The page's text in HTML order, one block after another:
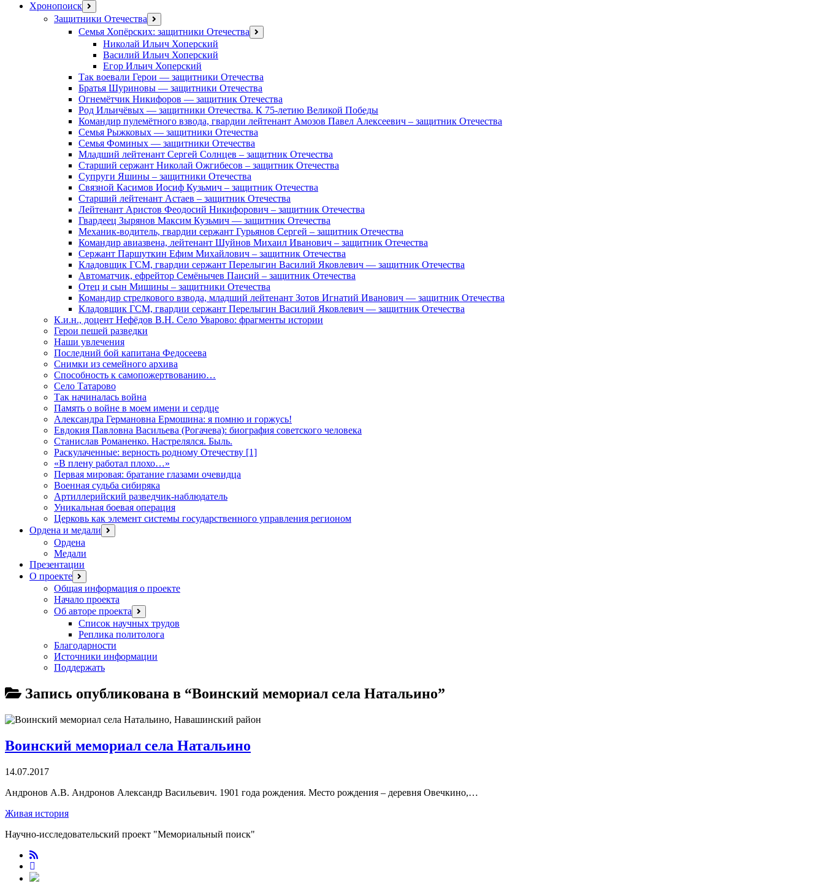
Хронопоиск открыть
меню
Защитники Отечества открыть
меню
Семья Хопёрских: защитники Отечества открыть
меню
Николай Ильич Хоперский
Василий Ильич Хоперский
Егор Ильич Хоперский
Так воевали Герои — защитники Отечества
Братья Шуриновы — защитники Отечества
Огнемётчик Никифоров — защитник Отечества
Род Ильичёвых — защитники Отечества. К 75-летию Великой Победы
Командир пулемётного взвода, гвардии лейтенант Амозов Павел Алексеевич – защитник Отечества
Семья Рыжковых — защитники Отечества
Семья Фоминых — защитники Отечества
Младший лейтенант Сергей Солнцев – защитник Отечества
Старший сержант Николай Ожгибесов – защитник Отечества
Супруги Яшины – защитники Отечества
Связной Касимов Иосиф Кузьмич – защитник Отечества
Старший лейтенант Астаев – защитник Отечества
Лейтенант Аристов Феодосий Никифорович – защитник Отечества
Гвардеец Зырянов Максим Кузьмич — защитник Отечества
Механик-водитель, гвардии сержант Гурьянов Сергей – защитник Отечества
Командир авиазвена, лейтенант Шуйнов Михаил Иванович – защитник Отечества
Сержант Паршуткин Ефим Михайлович – защитник Отечества
Кладовщик ГСМ, гвардии сержант Перелыгин Василий Яковлевич — защитник Отечества
Автоматчик, ефрейтор Семёнычев Паисий – защитник Отечества
Отец и сын Мишины – защитники Отечества
Командир стрелкового взвода, младший лейтенант Зотов Игнатий Иванович — защитник Отечества
Кладовщик ГСМ, гвардии сержант Перелыгин Василий Яковлевич — защитник Отечества
К.и.н., доцент Нефёдов В.Н. Село Уварово: фрагменты истории
Герои пешей разведки
Наши увлечения
Последний бой капитана Федосеева
Снимки из семейного архива
Способность к самопожертвованию…
Село Татарово
Так начиналась война
Память о войне в моем имени и сердце
Александра Германовна Ермошина: я помню и горжусь!
Евдокия Павловна Васильева (Рогачева): биография советского человека
Станислав Романенко. Настрелялся. Быль.
Раскулаченные: верность родному Отечеству [1]
«В плену работал плохо…»
Первая мировая: братание глазами очевидца
Военная судьба сибиряка
Артиллерийский разведчик-наблюдатель
Уникальная боевая операция
Церковь как элемент системы государственного управления регионом
Ордена и медали открыть
меню
Ордена
Медали
Презентации
О проекте открыть
меню
Общая информация о проекте
Начало проекта
Об авторе проекта открыть
меню
Список научных трудов
Реплика политолога
Благодарности
Источники информации
Поддержать
Запись опубликована в “Воинский мемориал села Натальино”
Воинский мемориал села Натальино
14.07.2017
Андронов А.В. Андронов Александр Васильевич. 1901 года рождения. Место рождения – деревня Овечкино,…
Живая история
Научно-исследовательский проект "Мемориальный поиск"
RuTube